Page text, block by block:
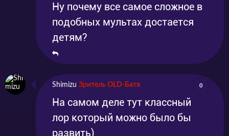
Ну почему все самое сложное в
подобных мультах достается
детям?
Shimizu Зритель OLD-Батя 0
На самом деле тут классный
лор который можно было бы
развить)